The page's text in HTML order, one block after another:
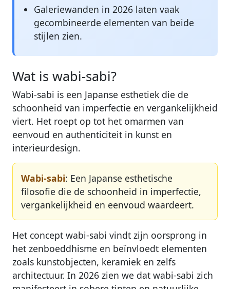
Galeriewanden in 2026 laten vaak
gecombineerde elementen van beide
stijlen zien.
Wat is wabi-sabi?
Wabi-sabi is een Japanse esthetiek die de
schoonheid van imperfectie en vergankelijkheid
viert. Het roept op tot het omarmen van
eenvoud en authenticiteit in kunst en
interieurdesign.
Wabi-sabi: Een Japanse esthetische
filosofie die de schoonheid in imperfectie,
vergankelijkheid en eenvoud waardeert.
Het concept wabi-sabi vindt zijn oorsprong in
het zenboeddhisme en beïnvloedt elementen
zoals kunstobjecten, keramiek en zelfs
architectuur. In 2026 zien we dat wabi-sabi zich